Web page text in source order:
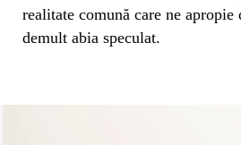
realitate comună care ne
demult abia speculat.